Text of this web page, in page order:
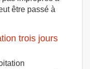
être passé à
trois jours